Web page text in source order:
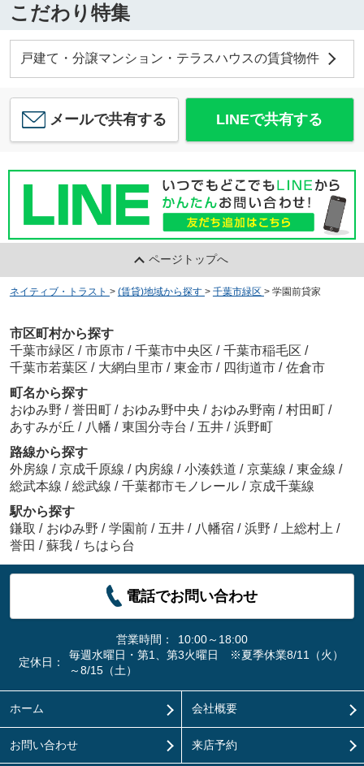
こだわり特集
戸建て・分譲マンション・テラスハウスの賃貸物件
メールで共有する LINEで共有する
ページトップへ
ネイティブ・トラスト > (賃貸)地域から探す > 千葉市緑区 > 学園前貸家
市区町村から探す
千葉市緑区 / 市原市 / 千葉市中央区 / 千葉市稲毛区 /
千葉市若葉区 / 大網白里市 / 東金市 / 四街道市 / 佐倉市
町名から探す
おゆみ野 / 誉田町 / おゆみ野中央 / おゆみ野南 / 村田町 /
あすみが丘 / 八幡 / 東国分寺台 / 五井 / 浜野町
路線から探す
外房線 / 京成千原線 / 内房線 / 小湊鉄道 / 京葉線 / 東金線 /
総武本線 / 総武線 / 千葉都市モノレール / 京成千葉線
駅から探す
鎌取 / おゆみ野 / 学園前 / 五井 / 八幡宿 / 浜野 / 上総村上 /
誉田 / 蘇我 / ちはら台
電話でお問い合わせ
営業時間：
10:00～18:00
定休日：
毎週水曜日・第1、第3火曜日 ※夏季休業8/11（火）
～8/15（土）
ホーム 会社概要
お問い合わせ 来店予約